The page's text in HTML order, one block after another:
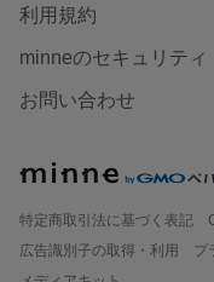
利用規約
minneのセキュリティ
お問い合わせ
特定商取引法に基づく表記
広告識別子の取得・利用
プ